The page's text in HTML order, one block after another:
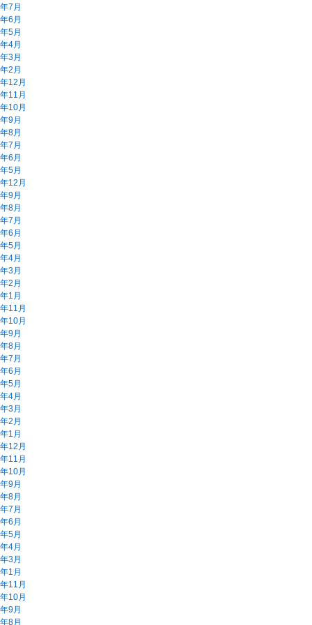
7月
6月
5月
4月
3月
2月
12月
11月
10月
9月
8月
7月
6月
5月
12月
9月
8月
7月
6月
5月
4月
3月
2月
1月
11月
10月
9月
8月
7月
6月
5月
4月
3月
2月
1月
12月
11月
10月
9月
8月
7月
6月
5月
4月
3月
1月
11月
10月
9月
8月